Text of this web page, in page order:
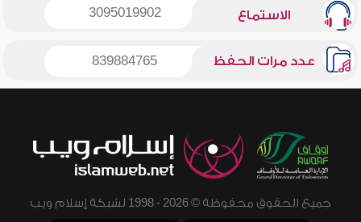
الاستماع 3095019902
عدد مرات الحفظ 839884765
جميع الحقوق محفوظة © 2026 - 1998 لشبكة إسلام ويب